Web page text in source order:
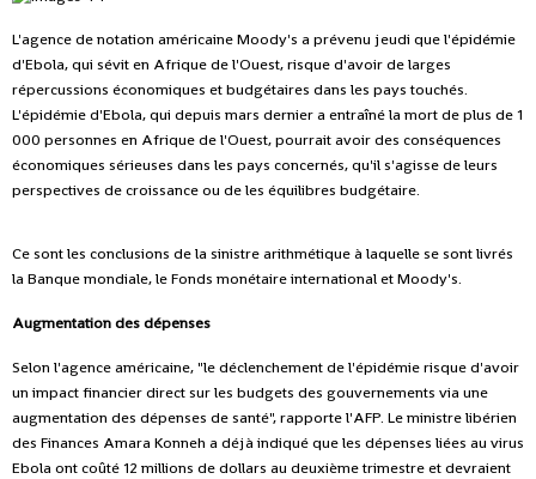
L'agence de notation américaine Moody's a prévenu jeudi que l'épidémie
d'Ebola, qui sévit en Afrique de l'Ouest, risque d'avoir de larges
répercussions économiques et budgétaires dans les pays touchés.
L'épidémie d'Ebola, qui depuis mars dernier a entraîné la mort de plus de 1
000 personnes en Afrique de l'Ouest, pourrait avoir des conséquences
économiques sérieuses dans les pays concernés, qu'il s'agisse de leurs
perspectives de croissance ou de les équilibres budgétaire.
Ce sont les conclusions de la sinistre arithmétique à laquelle se sont livrés
la Banque mondiale, le Fonds monétaire international et Moody's.
Augmentation des dépenses
Selon l'agence américaine, "le déclenchement de l'épidémie risque d'avoir
un impact financier direct sur les budgets des gouvernements via une
augmentation des dépenses de santé", rapporte l'AFP. Le ministre libérien
des Finances Amara Konneh a déjà indiqué que les dépenses liées au virus
Ebola ont coûté 12 millions de dollars au deuxième trimestre et devraient